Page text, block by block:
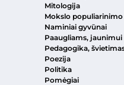
Mitologija
Mokslo populiarinimo
Naminiai gyvūnai
Paaugliams, jaunimui
Pedagogika,
Poezija
Politika
Pomėgiai